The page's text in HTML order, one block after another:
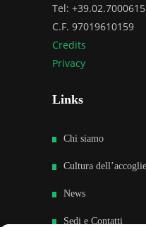
Tel:
C.F. 97019610159
Credits
Privacy
Links
Chi siamo
Cultura
News
Sedi e Contatti